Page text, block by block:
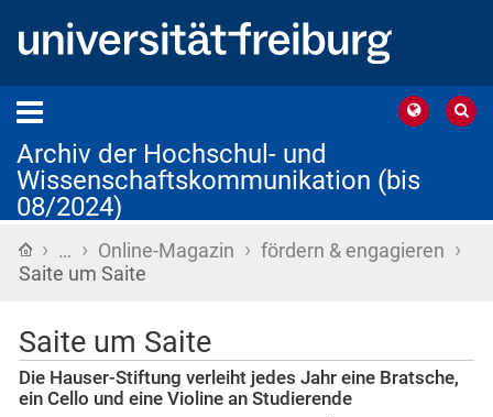
Archiv der Hochschul- und
Wissenschaftskommunikation (bis
08/2024)
Startseite
› … › Online-Magazin › fördern & engagieren ›
Saite um Saite
Saite um Saite
Die Hauser-Stiftung verleiht jedes Jahr eine Bratsche,
ein Cello und eine Violine an Studierende